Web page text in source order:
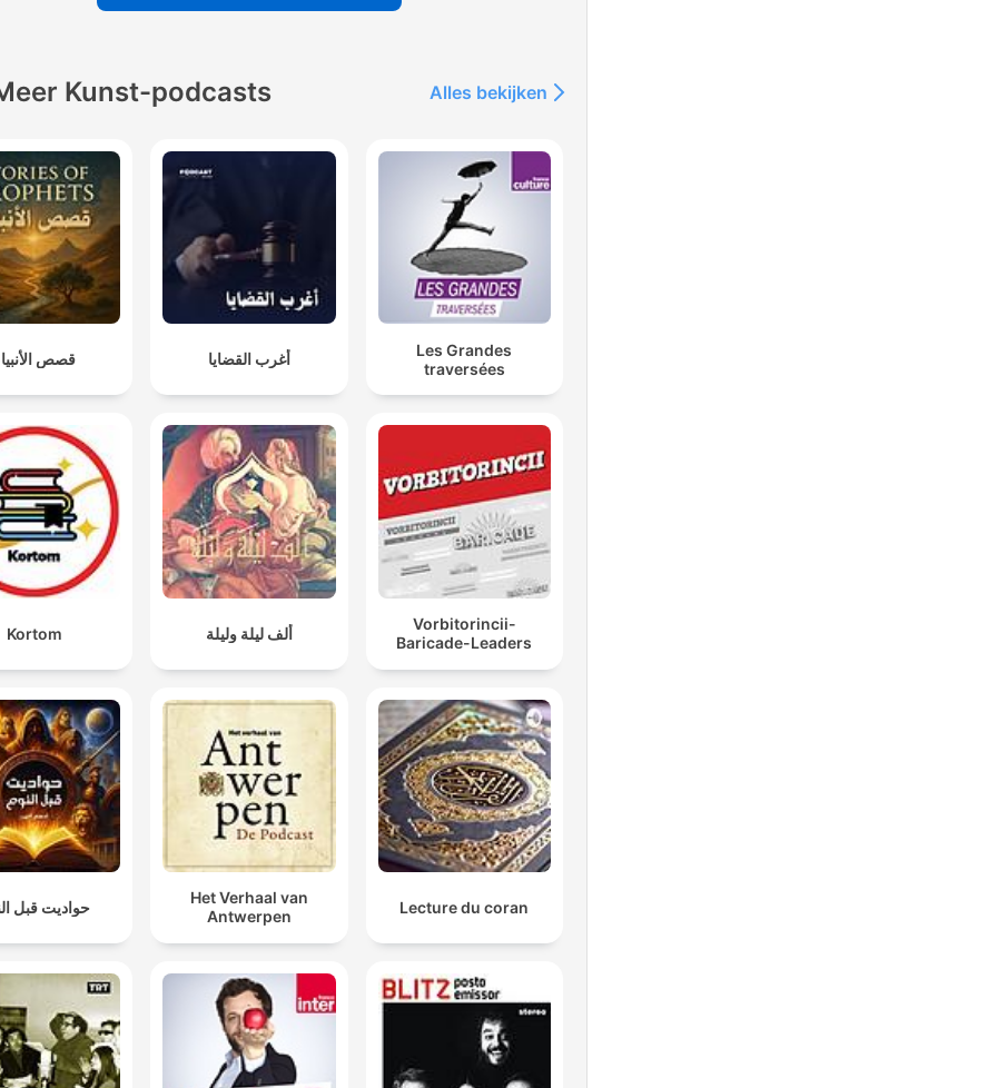
Kunst-podcasts Alles bekijken
قصص أغرب القضايا
Les Grandes
traversées
Kortom ألف ليلة وليلة
Vorbitorincii-
Baricade-Leaders
حواديت قبل
Het Verhaal van
Antwerpen
Lecture du coran